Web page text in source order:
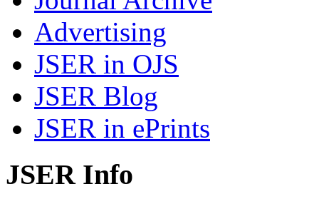
Advertising
JSER in OJS
JSER Blog
JSER in ePrints
JSER Info